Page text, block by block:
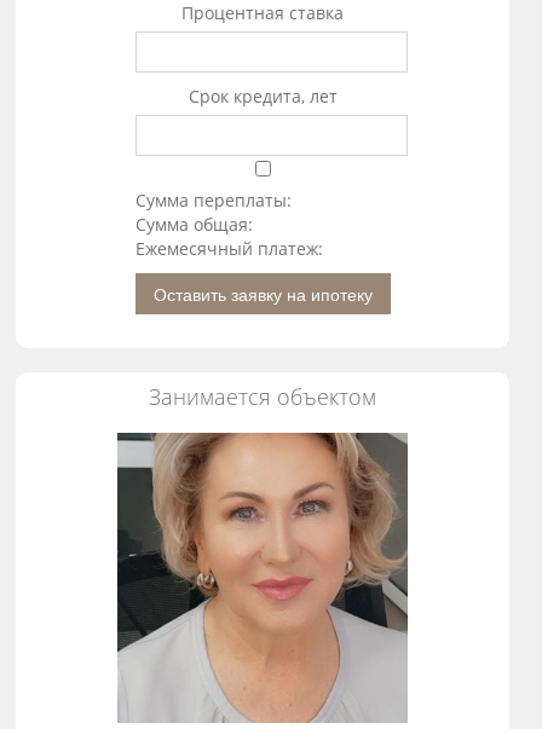
Процентная ставка
Срок кредита, лет
Сумма переплаты:
Сумма общая:
Ежемесячный платеж:
Оставить заявку на ипотеку
Занимается объектом